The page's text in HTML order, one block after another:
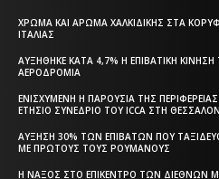
ΧΡΏΜΑ ΚΑΙ ΆΡΩΜΑ ΧΑΛΚΙΔΙΚΉΣ ΣΤΑ
ΙΤΑΛΊΑΣ
ΑΥΞΉΘΗΚΕ ΚΑΤΆ 4,7% Η ΕΠΙΒΑΤΙΚΉ
ΑΕΡΟΔΡΌΜΙΑ
ΕΝΙΣΧΥΜΈΝΗ Η ΠΑΡΟΥΣΊΑ ΤΗΣ
ΕΤΉΣΙΟ ΣΥΝΈΔΡΙΟ ΤΟΥ ICCA ΣΤΗ
ΑΎΞΗΣΗ 30% ΤΩΝ ΕΠΙΒΑΤΏΝ ΠΟΥ
ΜΕ ΠΡΏΤΟΥΣ ΤΟΥΣ ΡΟΥΜΆΝΟΥΣ
Η ΝΆΞΟΣ ΣΤΟ ΕΠΊΚΕΝΤΡΟ ΤΩΝ ΔΙΕΘΝΏΝ